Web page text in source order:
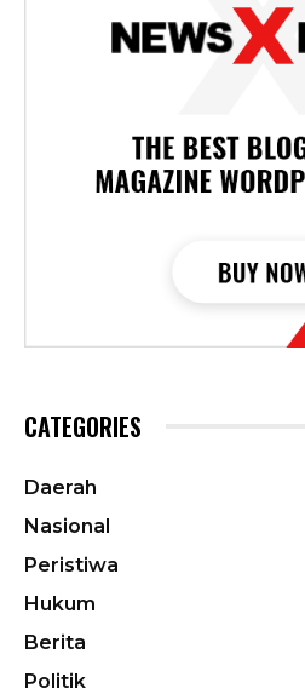
CATEGORIES
Daerah
Nasional
Peristiwa
Hukum
Berita
Politik